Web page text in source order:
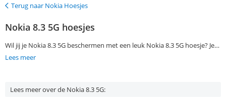
Terug
Terug naar Nokia Hoesjes
Nokia 8.3 5G hoesjes
Wil jij je Nokia 8.3 5G beschermen met een leuk Nokia 8.3 5G hoesje? Je
kunt je voorkeuren aangeven via de filtermogelijkheden aan de
Nokia 8.3 5G cover de volgende dag al zonder verzendkosten bezorgd.
Lees meer
Lees meer over de Nokia 8.3 5G: